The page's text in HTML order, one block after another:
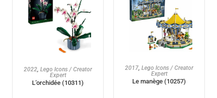
AJOUTER AU PANIER
2022, Lego Icons / Creator
Expert
L’orchidée (10311)
AJOUTER AU PANIER
2017, Lego Icons / Creator
Expert
Le manège (10257)